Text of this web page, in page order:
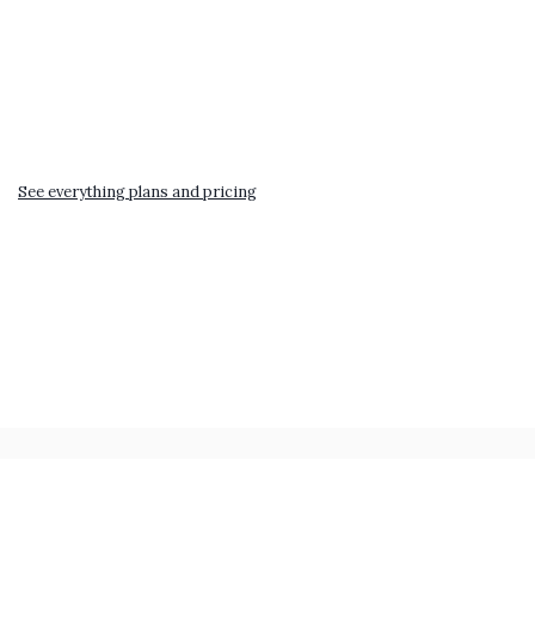
See everything plans and pricing